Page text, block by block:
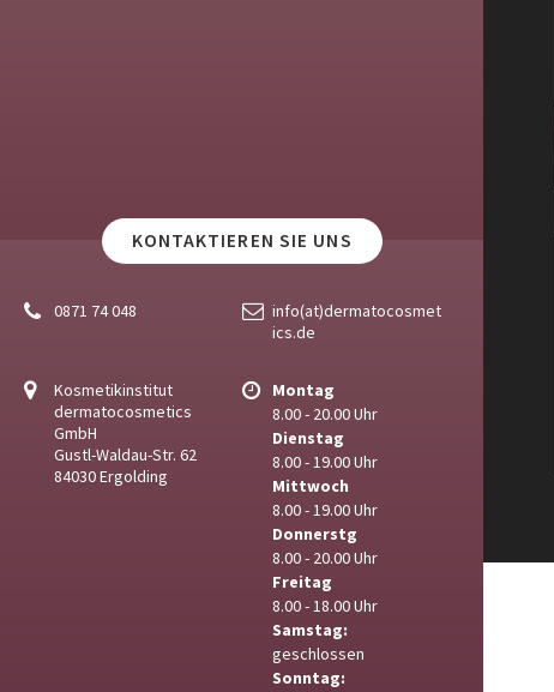
KONTAKTIEREN SIE UNS
0871 74 048
info(at)dermatocosmet
ics.de
Kosmetikinstitut
dermatocosmetics
GmbH
Gustl-Waldau-Str. 62
84030 Ergolding
Montag
8.00 - 20.00 Uhr
Dienstag
8.00 - 19.00 Uhr
Mittwoch
8.00 - 19.00 Uhr
Donnerstg
8.00 - 20.00 Uhr
Freitag
8.00 - 18.00 Uhr
Samstag:
geschlossen
Sonntag: